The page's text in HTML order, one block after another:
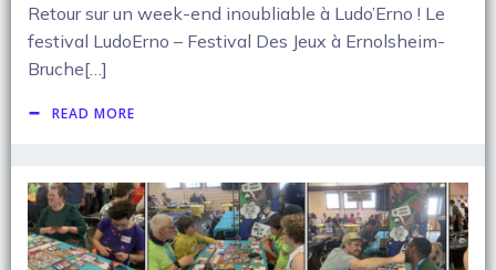
Retour sur un week-end inoubliable à Ludo’Erno ! Le
festival LudoErno – Festival Des Jeux à Ernolsheim-
Bruche[…]
READ MORE